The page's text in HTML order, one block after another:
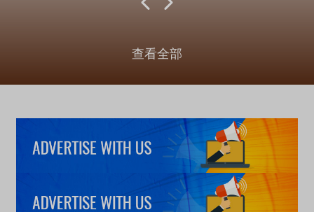
查看全部